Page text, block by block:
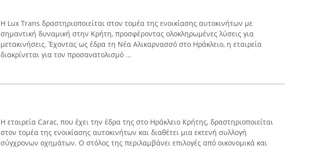
Η Lux Trans δραστηριοποιείται στον τομέα της ενοικίασης αυτοκινήτων με
σημαντική δυναμική στην Κρήτη, προσφέροντας ολοκληρωμένες λύσεις για
μετακινήσεις. Έχοντας ως έδρα τη Νέα Αλικαρνασσό στο Ηράκλειο, η εταιρεία
διακρίνεται για τον προσανατολισμό ...
Η εταιρεία Carac, που έχει την έδρα της στο Ηράκλειο Κρήτης, δραστηριοποιείται
στον τομέα της ενοικίασης αυτοκινήτων και διαθέτει μια εκτενή συλλογή
σύγχρονων οχημάτων. Ο στόλος της περιλαμβάνει επιλογές από οικονομικά και